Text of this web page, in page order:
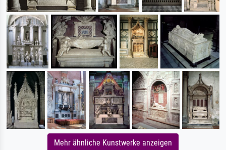
Mehr ähnliche Kunstwerke anzeigen